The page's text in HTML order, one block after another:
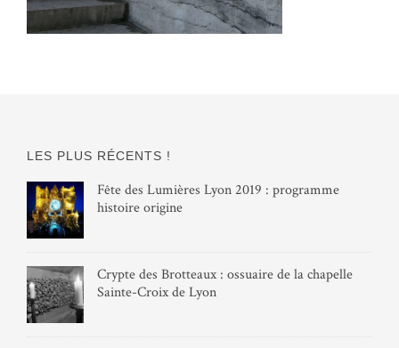
LES PLUS RÉCENTS !
Fête des Lumières Lyon 2019 : programme
histoire origine
Crypte des Brotteaux : ossuaire de la chapelle
Sainte-Croix de Lyon